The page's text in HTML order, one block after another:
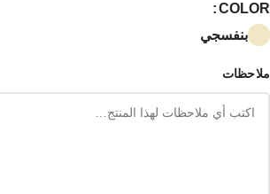
COLOR
بنفسجي
ملاحظات